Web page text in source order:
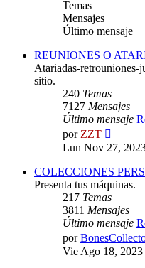
Temas
Mensajes
Último mensaje
REUNIONES O
Atariadas-retrouniones-
sitio.
240 Temas
7127 Mensajes
Último mensaje
porZZT
último
Lun Nov 27,
COLECCIONES
Presenta tus máquinas.
217 Temas
3811 Mensajes
Último mensaje
por
Vie Ago 18, 2023